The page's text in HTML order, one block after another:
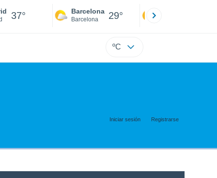
37° Barcelona
Barcelona 29°
ºC
Iniciar sesión Registrarse